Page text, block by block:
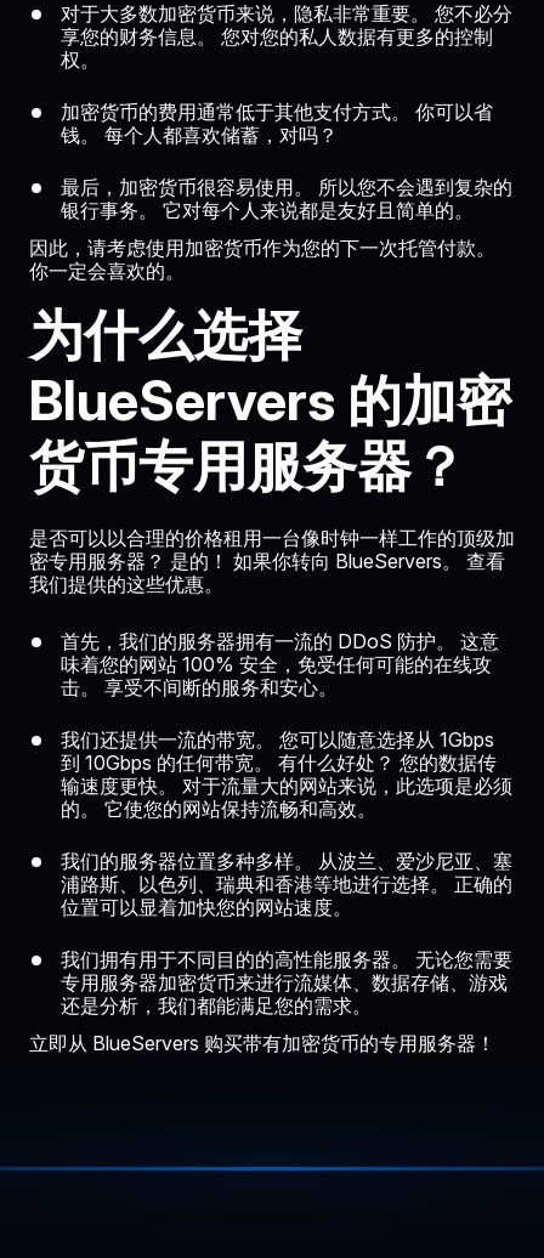
对于大多数加密货币来说，隐私非常重要。 您不必分
享您的财务信息。 您对您的私人数据有更多的控制
权。
加密货币的费用通常低于其他支付方式。 你可以省
钱。 每个人都喜欢储蓄，对吗？
最后，加密货币很容易使用。 所以您不会遇到复杂的
银行事务。 它对每个人来说都是友好且简单的。
因此，请考虑使用加密货币作为您的下一次托管付款。
你一定会喜欢的。
为什么选择
BlueServers 的加密
货币专用服务器？
是否可以以合理的价格租用一台像时钟一样工作的顶级加
密专用服务器？ 是的！ 如果你转向 BlueServers。 查看
我们提供的这些优惠。
首先，我们的服务器拥有一流的 DDoS 防护。 这意
味着您的网站 100% 安全，免受任何可能的在线攻
击。 享受不间断的服务和安心。
我们还提供一流的带宽。 您可以随意选择从 1Gbps
到 10Gbps 的任何带宽。 有什么好处？ 您的数据传
输速度更快。 对于流量大的网站来说，此选项是必须
的。 它使您的网站保持流畅和高效。
我们的服务器位置多种多样。 从波兰、爱沙尼亚、塞
浦路斯、以色列、瑞典和香港等地进行选择。 正确的
位置可以显着加快您的网站速度。
我们拥有用于不同目的的高性能服务器。 无论您需要
专用服务器加密货币来进行流媒体、数据存储、游戏
还是分析，我们都能满足您的需求。
立即从 BlueServers 购买带有加密货币的专用服务器！